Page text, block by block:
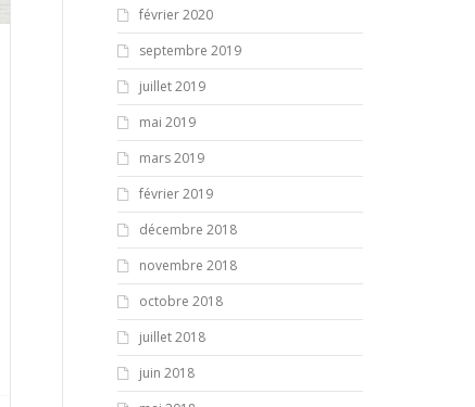
février 2020
septembre 2019
juillet 2019
mai 2019
mars 2019
février 2019
décembre 2018
novembre 2018
octobre 2018
juillet 2018
juin 2018